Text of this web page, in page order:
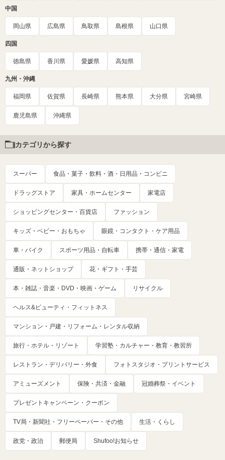
中国
岡山県 広島県 鳥取県 島根県 山口県
四国
徳島県 香川県 愛媛県 高知県
九州・沖縄
福岡県 佐賀県 長崎県 熊本県 大分県 宮崎県
鹿児島県 沖縄県
カテゴリから探す
スーパー 食品・菓子・飲料・酒・日用品・コンビニ
ドラッグストア 家具・ホームセンター 家電店
ショッピングセンター・百貨店 ファッション
キッズ・ベビー・おもちゃ 眼鏡・コンタクト・ケア用品
車・バイク スポーツ用品・自転車 携帯・通信・家電
通販・ネットショップ 花・ギフト・手芸
本・雑誌・音楽・DVD・映画・ゲーム リサイクル
ヘルス&ビューティ・フィットネス
マンション・戸建・リフォーム・レンタル収納
旅行・ホテル・リゾート 学習塾・カルチャー・教育・教習所
レストラン・デリバリー・外食 フォトスタジオ・プリントサービス
アミューズメント 保険・共済・金融 冠婚葬祭・イベント
プレゼントキャンペーン・クーポン
TV局・新聞社・フリーペーパー・その他 生活・くらし
政党・政治 郵便局 Shufoo!お知らせ